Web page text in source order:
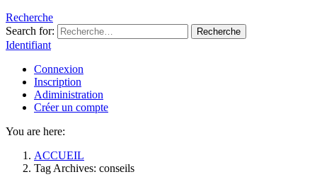
Recherche
Search for:
Recherche
Identifiant
Connexion
Inscription
Adiministration
Créer un compte
You are here:
ACCUEIL
Tag Archives: conseils